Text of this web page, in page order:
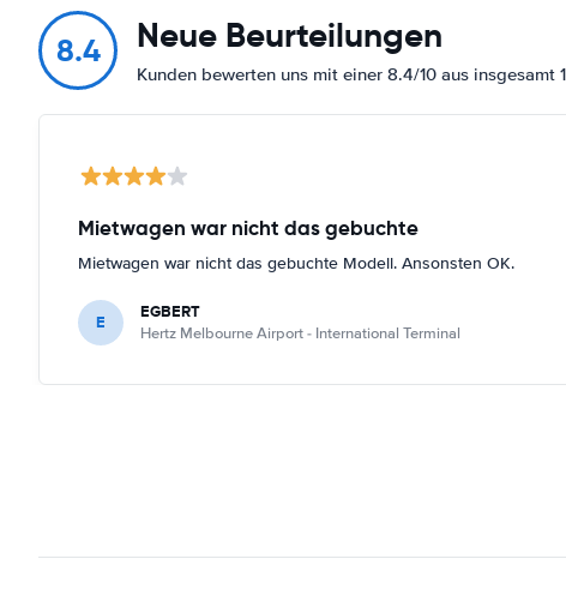
8.4 Neue Beurteilungen
Kunden bewerten uns mit einer 8.4/10 aus insgesamt
Mietwagen war nicht das gebuchte
Mietwagen war nicht das gebuchte Modell. Ansonsten OK.
E EGBERT
Hertz Melbourne Airport - International Terminal